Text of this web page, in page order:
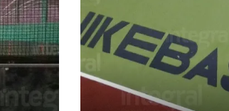
şekilde çalışabilmesi için zorunlu
sağlamak yoluyla gerekli hizmet
bölümlerine erişmeye, özelliklerini
verir.
sıklığı ve sayısı, hakkında bilgi toplayan ve